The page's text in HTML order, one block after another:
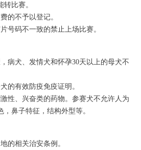
比赛。
的不予以登记。
号码不一致的禁止上场比赛。
病犬、发情犬和怀孕30天以上的母犬不
的有效防疫免疫证明。
性、兴奋类的药物。 参赛犬不允许人为
鼻子特征，结构外型等。
的相关治安条例。